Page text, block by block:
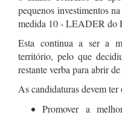
pequenos investimentos
medida 10 - LEADER do
Esta continua a ser a
território, pelo que
restante verba para abrir
As candidaturas devem
Promover a